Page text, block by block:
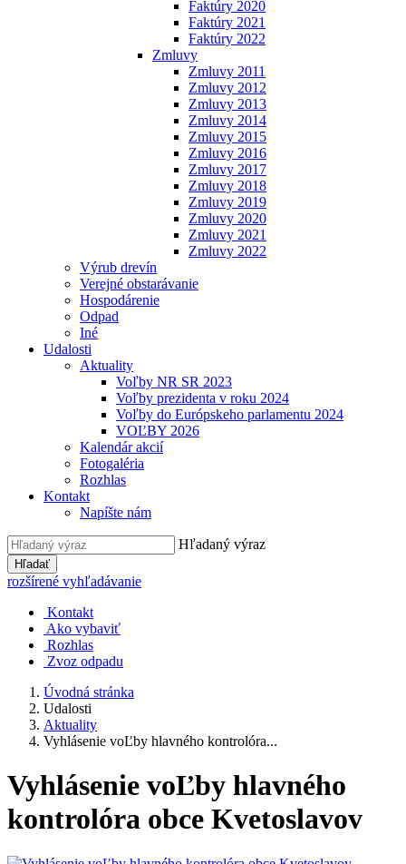
Faktúry 2020
Faktúry 2021
Faktúry 2022
Zmluvy
Zmluvy 2011
Zmluvy 2012
Zmluvy 2013
Zmluvy 2014
Zmluvy 2015
Zmluvy 2016
Zmluvy 2017
Zmluvy 2018
Zmluvy 2019
Zmluvy 2020
Zmluvy 2021
Zmluvy 2022
Výrub drevín
Verejné obstarávanie
Hospodárenie
Odpad
Iné
Udalosti
Aktuality
Voľby NR SR 2023
Voľby prezidenta v roku 2024
Voľby do Európskeho parlamentu 2024
VOĽBY 2026
Kalendár akcií
Fotogaléria
Rozhlas
Kontakt
Napíšte nám
Hľadaný výraz
Hľadať
rozšírené vyhľadávanie
Kontakt
Ako vybaviť
Rozhlas
Zvoz odpadu
Úvodná stránka
Udalosti
Aktuality
Vyhlásenie voĽby hlavného kontrolóra...
Vyhlásenie voĽby hlavného
kontrolóra obce Kvetoslavov